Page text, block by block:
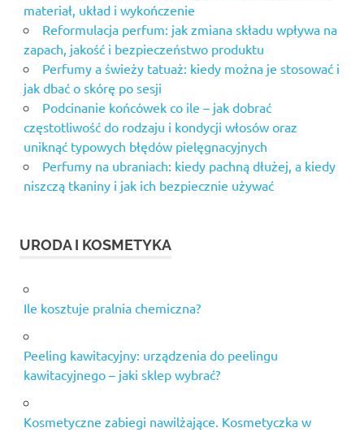
materiał, układ i wykończenie
Reformulacja perfum: jak zmiana składu wpływa na
zapach, jakość i bezpieczeństwo produktu
Perfumy a świeży tatuaż: kiedy można je stosować i
jak dbać o skórę po sesji
Podcinanie końcówek co ile – jak dobrać
częstotliwość do rodzaju i kondycji włosów oraz
uniknąć typowych błędów pielęgnacyjnych
Perfumy na ubraniach: kiedy pachną dłużej, a kiedy
niszczą tkaniny i jak ich bezpiecznie używać
URODA I KOSMETYKA
Ile kosztuje pralnia chemiczna?
Peeling kawitacyjny: urządzenia do peelingu
kawitacyjnego – jaki sklep wybrać?
Kosmetyczne zabiegi nawilżające. Kosmetyczka w